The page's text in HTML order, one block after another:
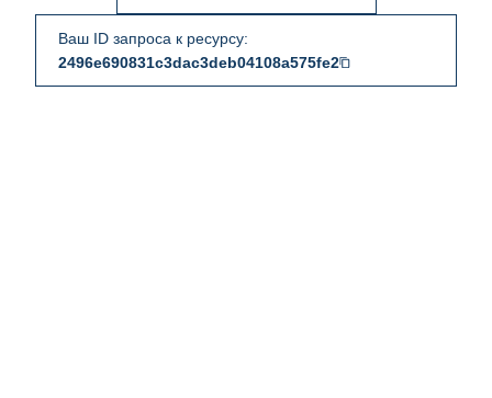
Ваш ID запроса к ресурсу:
2496e690831c3dac3deb04108a575fe2